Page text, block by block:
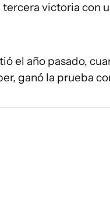
tercera victoria
el año pasado,
ganó la prueba